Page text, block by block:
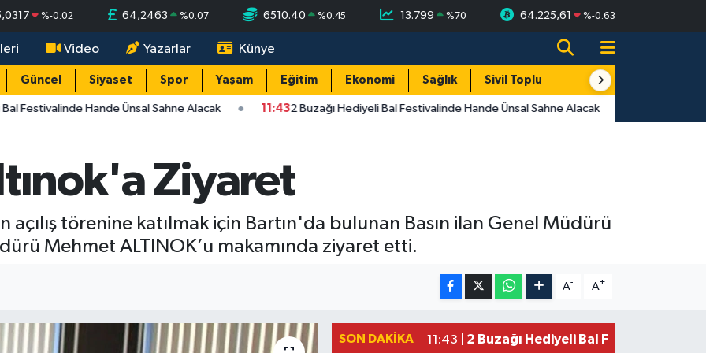
%-0.02 64,2463 %0.07 6510.40 %0.45 13.799 %70 64.225,61 %-0.63
Video Yazarlar Künye
Güncel Siyaset Spor Yaşam Eğitim Ekonomi Sağlık Sivil Toplum Turizm
Festivalinde Hande Ünsal Sahne Alacak 11:432 Buzağı Hediyeli Bal Festivalinde Hande Ünsal Sahne Alacak
Ziyaret
açılış törenine katılmak için Bartın'da bulunan Basın ilan Genel Müdürü
Mehmet ALTINOK’u makamında ziyaret etti.
A- A+
SON DAKIKA 11:43 | 2 Buzağı Hediyeli Bal Festivalinde